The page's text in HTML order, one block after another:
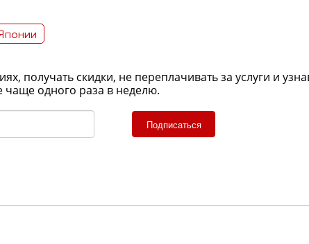
получать скидки, не переплачивать за услуги и
чаще одного раза в неделю.
Подписаться